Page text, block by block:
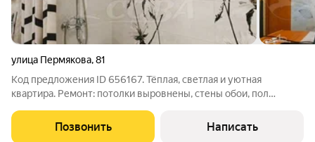
улица Пермякова,81
Код предложения ID 656167. Тёплая, светлая и уютная
квартира. Ремонт: потолки выровнены, стены обои, пол
материалов, стены и пол -кафель. Район с развитой
инфраструктурой, всё что нужно для
Позвонить Написать